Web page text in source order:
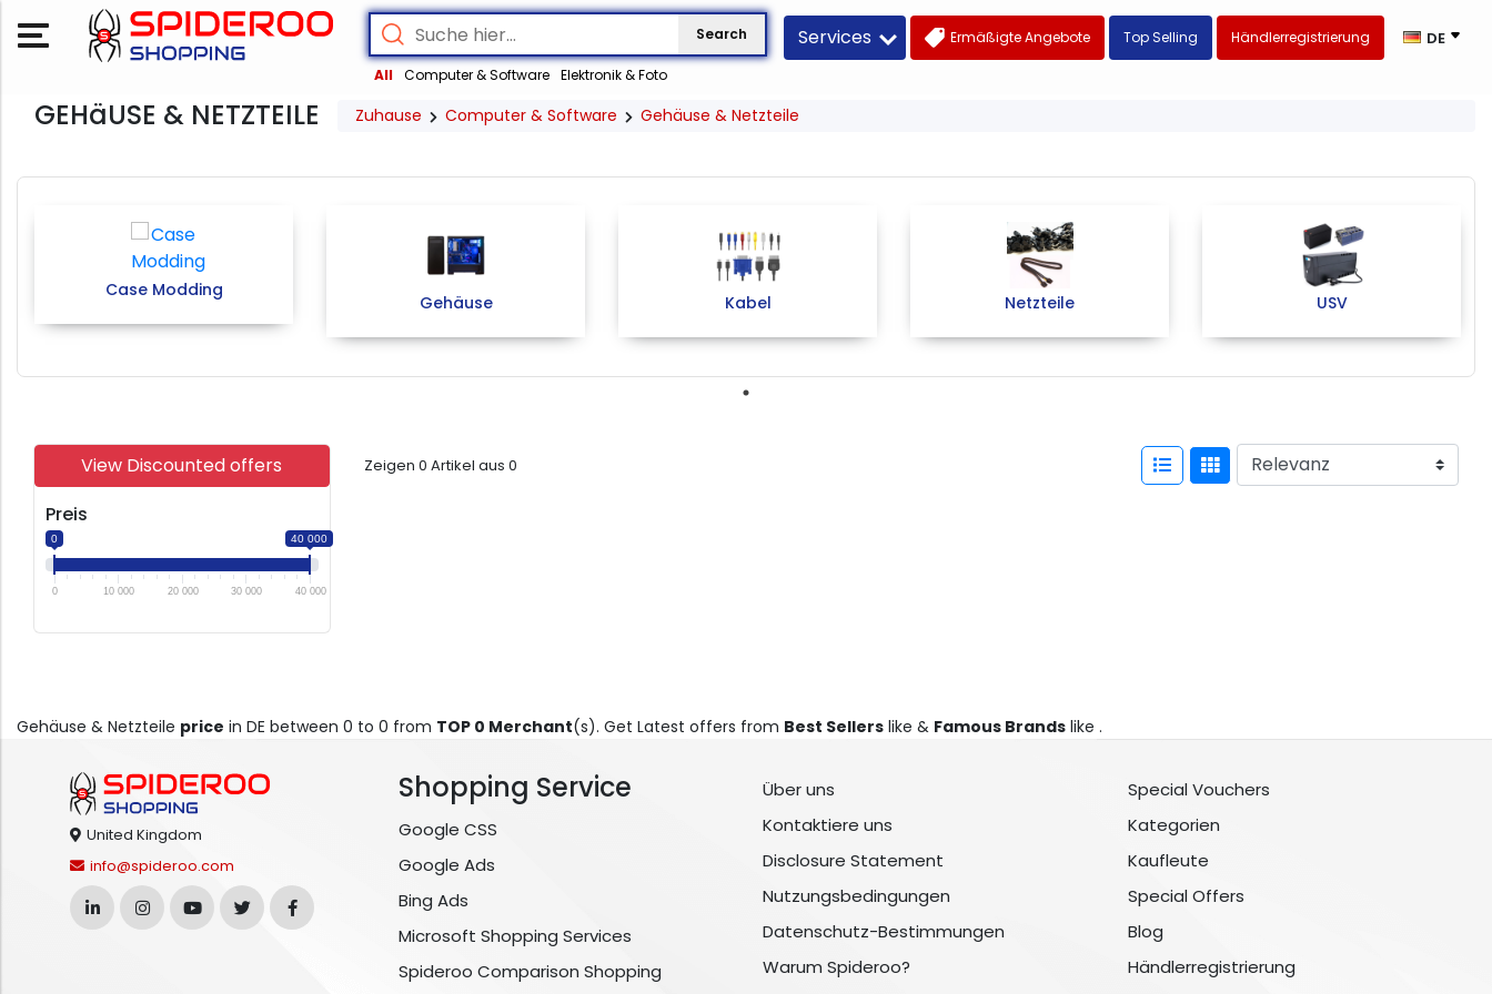
Search
All Computer & Software Elektronik & Foto
Services Ermäßigte Angebote Top Selling Händlerregistrierung DE
GEHäUSE & NETZTEILE Zuhause Computer & Software Gehäuse & Netzteile
Case Modding
Gehäuse Kabel Netzteile USV
View Discounted offers
Preis
0 40 000
0 10 000 20 000 30 000 40 000
Zeigen 0 Artikel aus 0
Gehäuse & Netzteile price in DE between 0 to 0 from TOP 0 Merchant(s). Get Latest offers from Best Sellers like & Famous Brands like .
United Kingdom
info@spideroo.com
Shopping Service
Google CSS
Google Ads
Bing Ads
Microsoft Shopping Services
Spideroo Comparison Shopping
Über uns
Kontaktiere uns
Disclosure Statement
Nutzungsbedingungen
Datenschutz-Bestimmungen
Warum Spideroo?
Special Vouchers
Kategorien
Kaufleute
Special Offers
Blog
Händlerregistrierung